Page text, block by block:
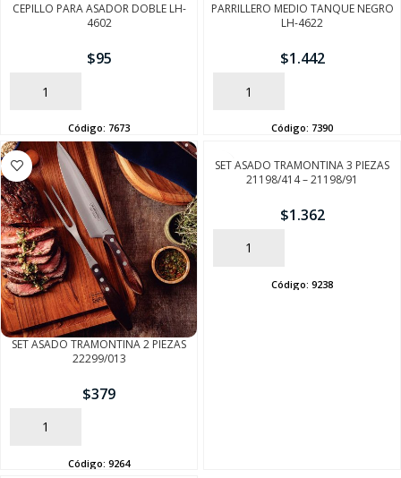
CEPILLO PARA ASADOR DOBLE LH-
4602
$95
AÑADIR
Código: 7673
PARRILLERO MEDIO TANQUE NEGRO
LH-4622
$1.442
AÑADIR
Código: 7390
SET ASADO TRAMONTINA 2 PIEZAS
22299/013
$379
AÑADIR
Código: 9264
SET ASADO TRAMONTINA 3 PIEZAS
21198/414 – 21198/91
$1.362
AÑADIR
Código: 9238